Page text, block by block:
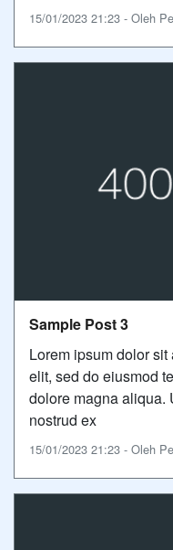
15/01/2023 21:23 - Oleh
Sample Post 3
Lorem ipsum dolor
elit, sed do eiusmod
dolore magna aliqua.
nostrud ex
15/01/2023 21:23 - Oleh